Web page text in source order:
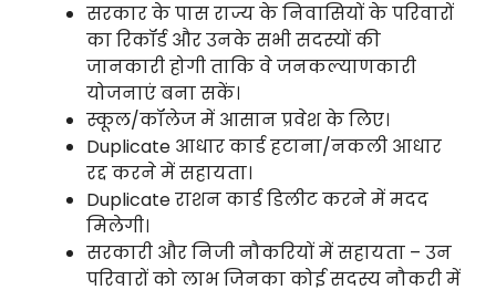
सरकार के पास राज्य के निवासियों के परिवारों
का रिकॉर्ड और उनके सभी सदस्यों की
जानकारी होगी ताकि वे जनकल्याणकारी
योजनाएं बना सकें।
स्कूल/कॉलेज में आसान प्रवेश के लिए।
Duplicate आधार कार्ड हटाना/नकली आधार
रद्द करने में सहायता।
Duplicate राशन कार्ड डिलीट करने में मदद
मिलेगी।
सरकारी और निजी नौकरियों में सहायता – उन
परिवारों को लाभ जिनका कोई सदस्य नौकरी में